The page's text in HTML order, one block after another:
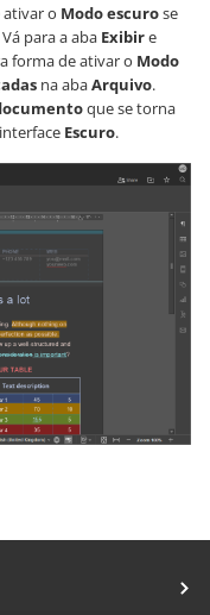
o Modo escurose
Vá para a aba Exibire
forma de ativar o Modo
na abaArquivo.
que se torna
Escuro.